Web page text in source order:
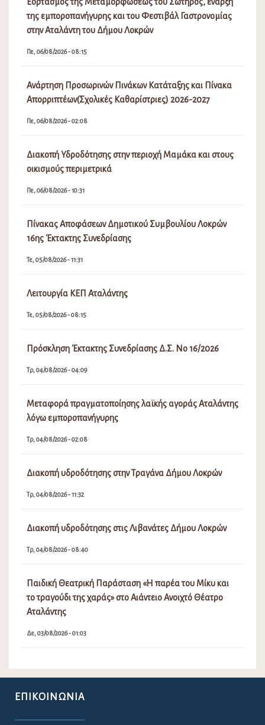
Εορτασμός της Μεταμορφώσεως του Σωτήρος, έναρξη
της εμποροπανήγυρης και του Φεστιβάλ Γαστρονομίας
στην Αταλάντη του Δήμου Λοκρών
Πε, 06/08/2026 - 08:15
Ανάρτηση Προσωρινών Πινάκων Κατάταξης και Πίνακα
Απορριπτέων(Σχολικές Καθαρίστριες) 2026-2027
Πε, 06/08/2026 - 02:08
Διακοπή Υδροδότησης στην περιοχή Μαμάκα και στους
οικισμούς περιμετρικά
Πε, 06/08/2026 - 10:31
Πίνακας Αποφάσεων Δημοτικού Συμβουλίου Λοκρών
16ης Έκτακτης Συνεδρίασης
Τε, 05/08/2026 - 11:31
Λειτουργία ΚΕΠ Αταλάντης
Τε, 05/08/2026 - 08:15
Πρόσκληση Έκτακτης Συνεδρίασης Δ.Σ. Νο 16/2026
Τρ, 04/08/2026 - 04:09
Μεταφορά πραγματοποίησης λαϊκής αγοράς Αταλάντης
λόγω εμποροπανήγυρης
Τρ, 04/08/2026 - 02:08
Διακοπή υδροδότησης στην Τραγάνα Δήμου Λοκρών
Τρ, 04/08/2026 - 11:32
Διακοπή υδροδότησης στις Λιβανάτες Δήμου Λοκρών
Τρ, 04/08/2026 - 08:40
Παιδική Θεατρική Παράσταση «Η παρέα του Μίκυ και
το τραγούδι της χαράς» στο Αιάντειο Ανοιχτό Θέατρο
Αταλάντης
Δε, 03/08/2026 - 01:03
ΕΠΙΚΟΙΝΩΝΊΑ